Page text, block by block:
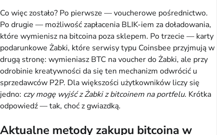
Co więc zostało? Po pierwsze — voucherowe pośrednictwo.
Po drugie — możliwość zapłacenia BLIK-iem za doładowania,
które wymienisz na bitcoina poza sklepem. Po trzecie — karty
podarunkowe Żabki, które serwisy typu Coinsbee przyjmują w
drugą stronę: wymieniasz BTC na voucher do Żabki, ale przy
odrobinie kreatywności da się ten mechanizm odwrócić u
sprzedawców P2P. Dla większości użytkowników liczy się
jedno: czy mogę wyjść z Żabki z bitcoinem na portfelu. Krótka
odpowiedź — tak, choć z gwiazdką.
Aktualne metody zakupu bitcoina w